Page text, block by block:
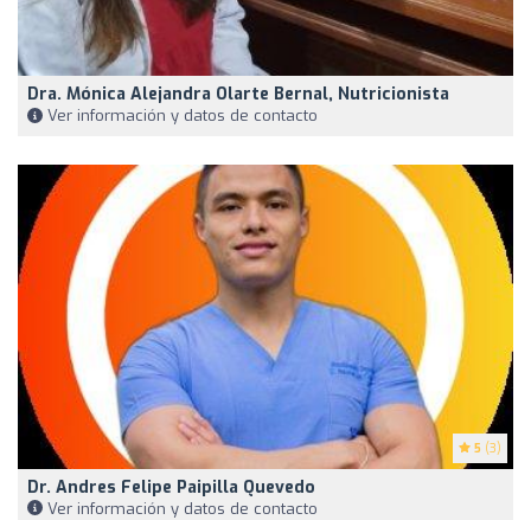
Dra. Mónica Alejandra Olarte Bernal, Nutricionista
Ver información y datos de contacto
5 (3)
Dr. Andres Felipe Paipilla Quevedo
Ver información y datos de contacto